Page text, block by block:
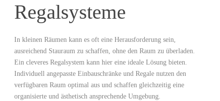
Regalsysteme
In‌ kleinen Räumen kann es oft eine Herausforderung sein,
⁣ausreichend ​Stauraum zu schaffen, ohne den Raum zu überladen.
Ein ⁤cleveres Regalsystem kann hier eine ideale​ Lösung ​bieten.
Individuell angepasste Einbauschränke ‌und ‍Regale ‌nutzen den
verfügbaren Raum optimal aus und schaffen gleichzeitig eine ​
organisierte und ästhetisch ⁣ansprechende Umgebung.